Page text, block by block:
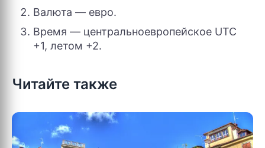
Валюта — евро.
Время — центральноевропейское UTC
+1, летом +2.
Читайте также